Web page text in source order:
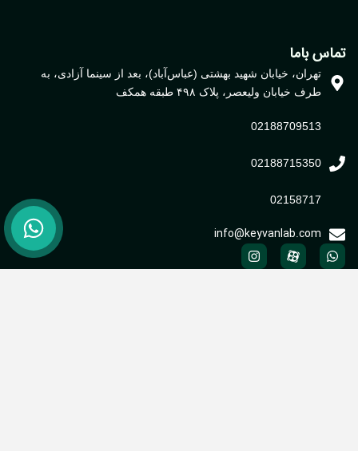
تماس باما
تهران، خیابان شهید بهشتی (عباس‌آباد)، بعد از سینما آزادی، به
طرف خیابان ولیعصر، پلاک ۴۹۸ طبقه همکف
02188709513
02188715350
02158717
info@keyvanlab.com